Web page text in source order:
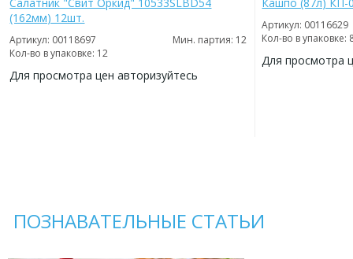
Салатник "Свит Оркид" 10533SLBD54
(162мм) 12шт.
Артикул: 00118697
Мин. партия: 12
Кол-во в упаковке: 12
Для просмотра цен авторизуйтесь
Кашпо (87л) КП-
Артикул: 00116629
Кол-во в упаковке:
Для просмотра
ПОЗНАВАТЕЛЬНЫЕ СТАТЬИ